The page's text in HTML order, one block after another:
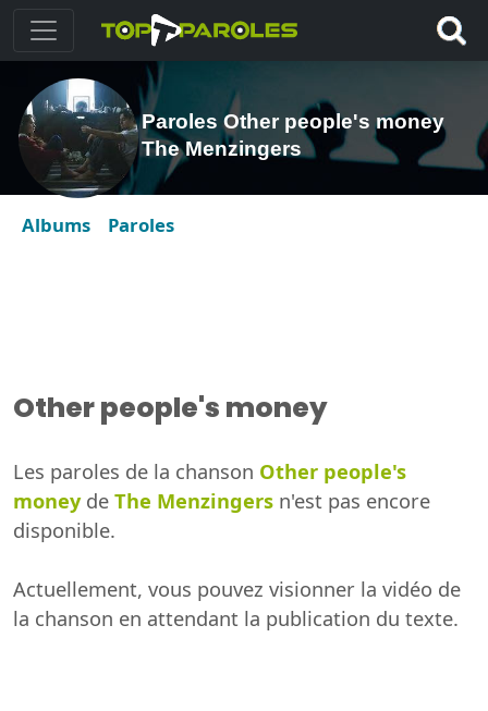
Paroles Other people's money
The Menzingers
Albums Paroles
Other people's money
Les paroles de la chanson Other people's
moneyde The Menzingers n'est pas encore
disponible.
Actuellement, vous pouvez visionner la vidéo de
la chanson en attendant la publication du texte.